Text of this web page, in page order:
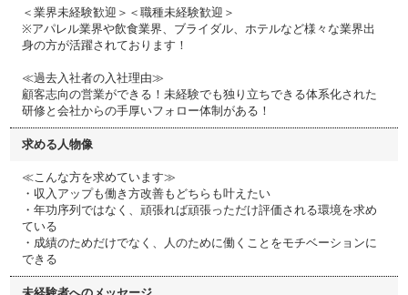
＜業界未経験歓迎＞＜職種未経験歓迎＞
※アパレル業界や飲食業界、ブライダル、ホテルなど様々な業界出
身の方が活躍されております！
≪過去入社者の入社理由≫
顧客志向の営業ができる！未経験でも独り立ちできる体系化された
研修と会社からの手厚いフォロー体制がある！
求める人物像
≪こんな方を求めています≫
・収入アップも働き方改善もどちらも叶えたい
・年功序列ではなく、頑張れば頑張っただけ評価される環境を求め
ている
・成績のためだけでなく、人のために働くことをモチベーションに
できる